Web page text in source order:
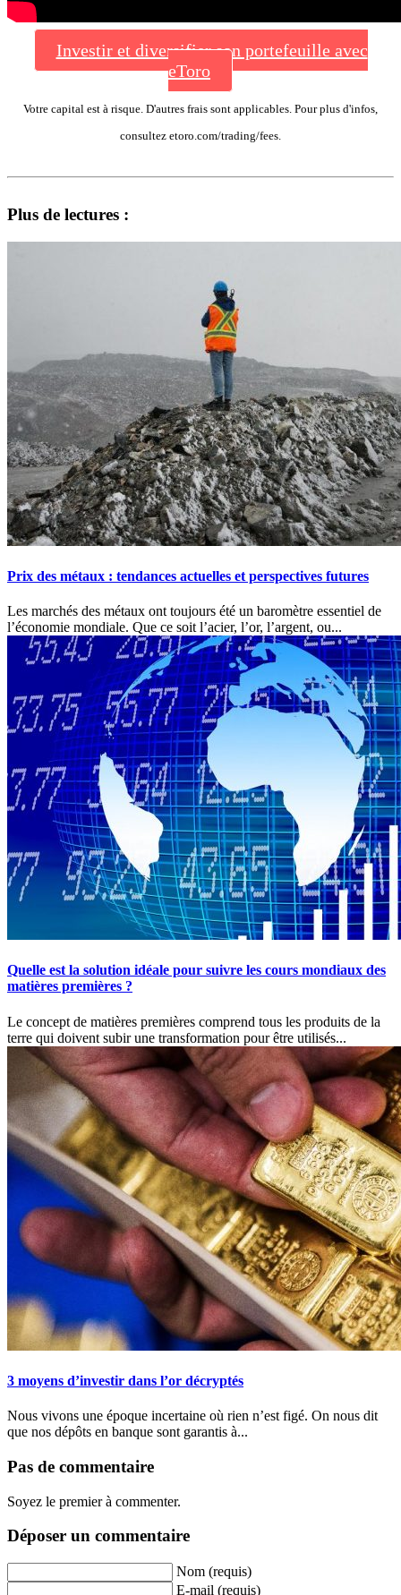
Investir et diversifier son portefeuille avec
eToro
Votre capital est à risque. D'autres frais sont applicables. Pour plus d'infos,
consultez etoro.com/trading/fees.
Plus de lectures :
Prix des métaux : tendances actuelles et perspectives futures
Les marchés des métaux ont toujours été un baromètre essentiel de
l’économie mondiale. Que ce soit l’acier, l’or, l’argent, ou...
Quelle est la solution idéale pour suivre les cours mondiaux des
matières premières ?
Le concept de matières premières comprend tous les produits de la
terre qui doivent subir une transformation pour être utilisés...
3 moyens d’investir dans l’or décryptés
Nous vivons une époque incertaine où rien n’est figé. On nous dit
que nos dépôts en banque sont garantis à...
Pas de commentaire
Soyez le premier à commenter.
Déposer un commentaire
Nom (requis)
E-mail (requis)